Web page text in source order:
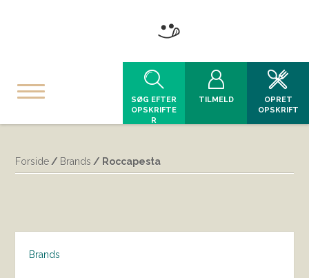
SØG EFTER
OPSKRIFTE
R
TILMELD
OPRET
OPSKRIFT
Forside / Brands / Roccapesta
Brands